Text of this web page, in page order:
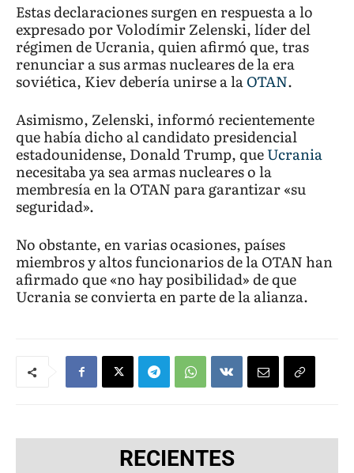
Estas declaraciones surgen en respuesta a lo
expresado por Volodímir Zelenski, líder del
régimen de Ucrania, quien afirmó que, tras
renunciar a sus armas nucleares de la era
soviética, Kiev debería unirse a laOTAN.
Asimismo, Zelenski, informó recientemente
que había dicho al candidato presidencial
estadounidense, Donald Trump, queUcrania
necesitaba ya sea armas nucleares o la
membresía en la OTAN para garantizar «su
seguridad».
No obstante, en varias ocasiones, países
miembros y altos funcionarios de la OTAN han
afirmado que «no hay posibilidad» de que
Ucrania se convierta en parte de la alianza.
RECIENTES